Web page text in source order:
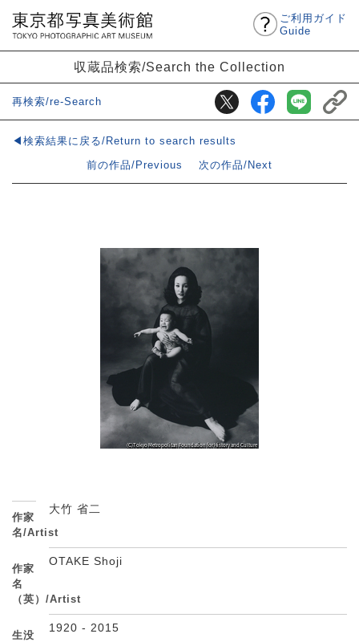
ご利用ガイド
Guide
収蔵品検索/Search the Collection
再検索/re-Search
◀検索結果に戻る/Return to search results
前の作品/Previous
次の作品/Next
作家
名/Artist
大竹 省二
作家
名
（英）/Artist
OTAKE Shoji
生没
1920 - 2015